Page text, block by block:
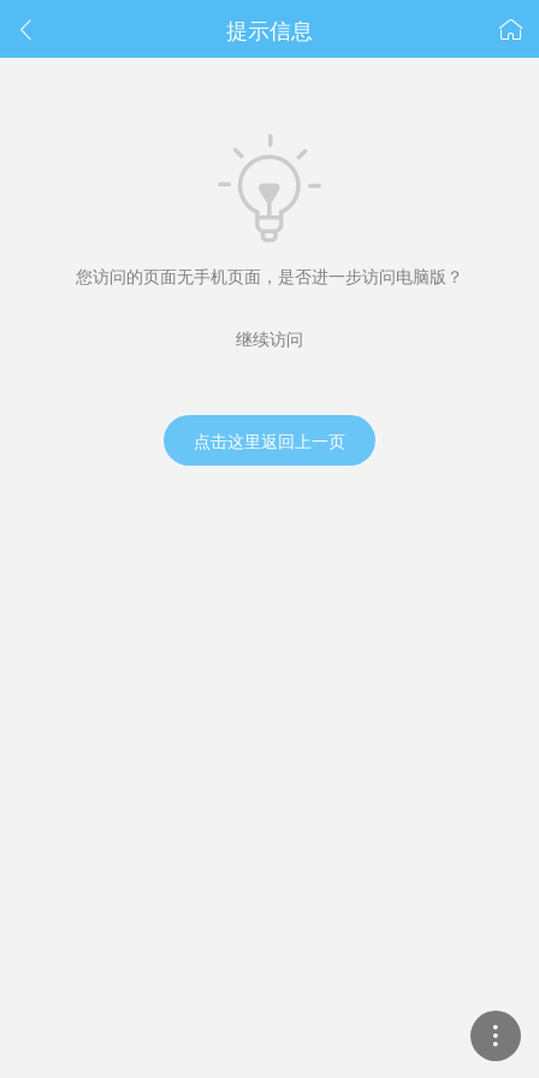
 
提示信息

您访问的页面无手机页面，是否进一步访问电脑版？
继续访问
点击这里返回上一页